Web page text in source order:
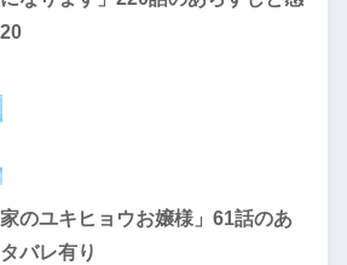
のユキヒョウお嬢様」61話のあ
バレ有り